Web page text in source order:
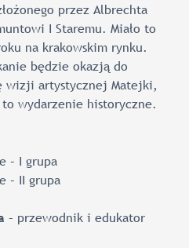
przez Albrechta
I Staremu. Miało to
na krakowskim rynku.
będzie okazją do
wizji artystycznej Matejki,
wydarzenie historyczne.
– I grupa
– II grupa
– przewodnik i edukator